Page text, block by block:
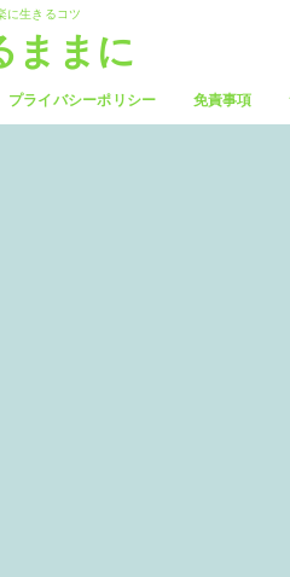
に生きるコツ
ままに
プライバシーポリシー 免責事項